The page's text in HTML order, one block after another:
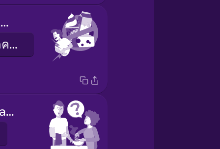
I'm lactose intolerant.
ฉันแพ้น้ำตาลแลคโตส
What's this made of?